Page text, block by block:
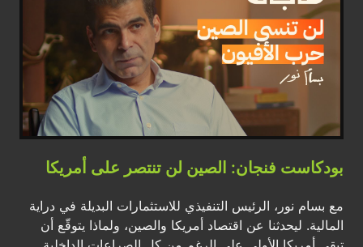
بودكاست فنجان: الصين لن تنتصر على أمريكا
مع بسام نور، الرئيس التنفيذي للاستثمارات البديلة في دراية
المالية. ليحدثنا عن اقتصاد أمريكا والصين، ولماذا يتوقّع أن